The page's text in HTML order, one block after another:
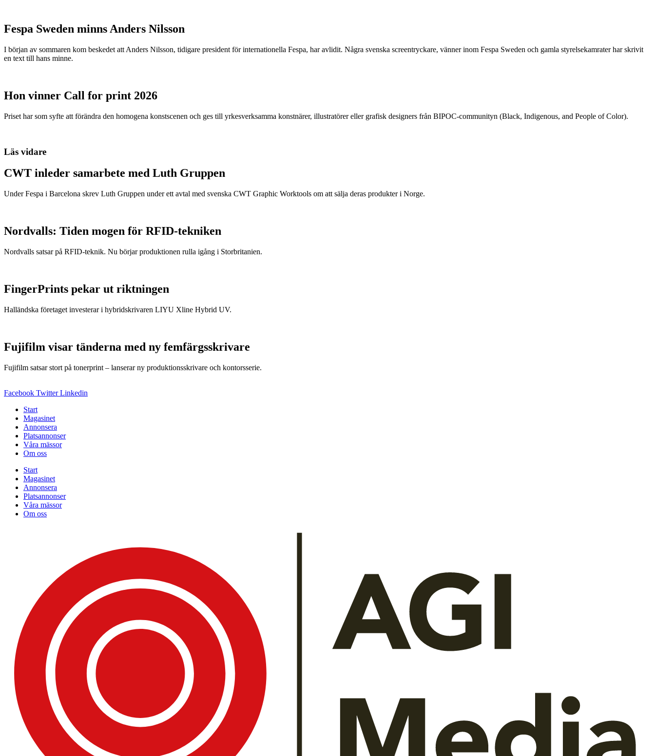
Fespa Sweden minns Anders Nilsson
I början av sommaren kom beskedet att Anders Nilsson, tidigare president för internationella Fespa, har avlidit. Några svenska screentryckare, vänner inom Fespa Sweden och gamla styrelsekamrater har skrivit
en text till hans minne.
Hon vinner Call for print 2026
Priset har som syfte att förändra den homogena konstscenen och ges till yrkesverksamma konstnärer, illustratörer eller grafisk designers från BIPOC-communityn (Black, Indigenous, and People of Color).
Läs vidare
CWT inleder samarbete med Luth Gruppen
Under Fespa i Barcelona skrev Luth Gruppen under ett avtal med svenska CWT Graphic Worktools om att sälja deras produkter i Norge.
Nordvalls: Tiden mogen för RFID-tekniken
Nordvalls satsar på RFID-teknik. Nu börjar produktionen rulla igång i Storbritanien.
FingerPrints pekar ut riktningen
Halländska företaget investerar i hybridskrivaren LIYU Xline Hybrid UV.
Fujifilm visar tänderna med ny femfärgsskrivare
Fujifilm satsar stort på tonerprint – lanserar ny produktionsskrivare och kontorsserie.
Facebook Twitter Linkedin
Start
Magasinet
Annonsera
Platsannonser
Våra mässor
Om oss
Start
Magasinet
Annonsera
Platsannonser
Våra mässor
Om oss